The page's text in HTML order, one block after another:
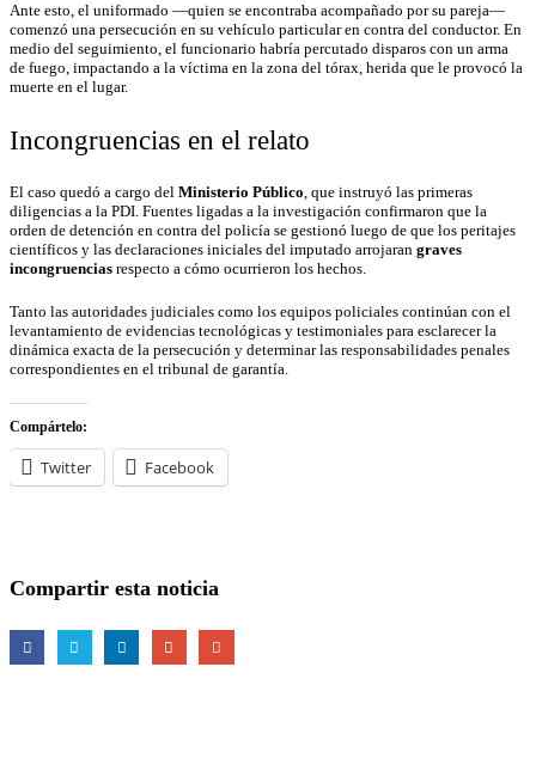
Ante esto, el uniformado —quien se encontraba acompañado por su pareja—
comenzó una persecución en su vehículo particular en contra del conductor. En
medio del seguimiento, el funcionario habría percutado disparos con un arma
de fuego, impactando a la víctima en la zona del tórax, herida que le provocó la
muerte en el lugar.
Incongruencias en el relato
El caso quedó a cargo del Ministerio Público, que instruyó las primeras
diligencias a la PDI. Fuentes ligadas a la investigación confirmaron que la
orden de detención en contra del policía se gestionó luego de que los peritajes
científicos y las declaraciones iniciales del imputado arrojaran graves
incongruencias respecto a cómo ocurrieron los hechos.
Tanto las autoridades judiciales como los equipos policiales continúan con el
levantamiento de evidencias tecnológicas y testimoniales para esclarecer la
dinámica exacta de la persecución y determinar las responsabilidades penales
correspondientes en el tribunal de garantía.
Compártelo:
Twitter Facebook
Compartir esta noticia